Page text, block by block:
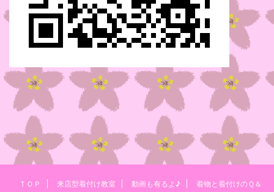
ＴＯＰ 来店型着付け教室 動画も有るよ♪ 着物と着付けのＱ＆